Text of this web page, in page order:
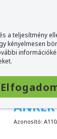
Azonosító:
a teljesítmény
kényelmesen